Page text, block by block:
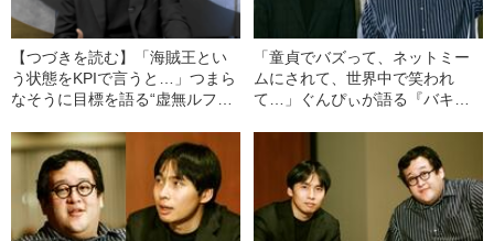
【つづきを読む】「海賊王とい
う状態をKPIで言うと…」つまら
なそうに目標を語る“虚無ルフ
成功するリーダーの意外な条
件》
「童貞でバズって、ネットミー
ムにされて、世界中で笑われ
て…」ぐんぴぃが語る『バキ